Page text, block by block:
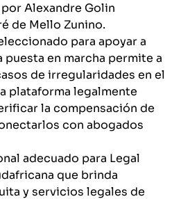
Alexandre Golin
de Mello Zunino.
para apoyar a
puesta en marcha permite a
de irregularidades en el
plataforma legalmente
la compensación de
con abogados
adecuado para Legal
que brinda
y servicios legales de